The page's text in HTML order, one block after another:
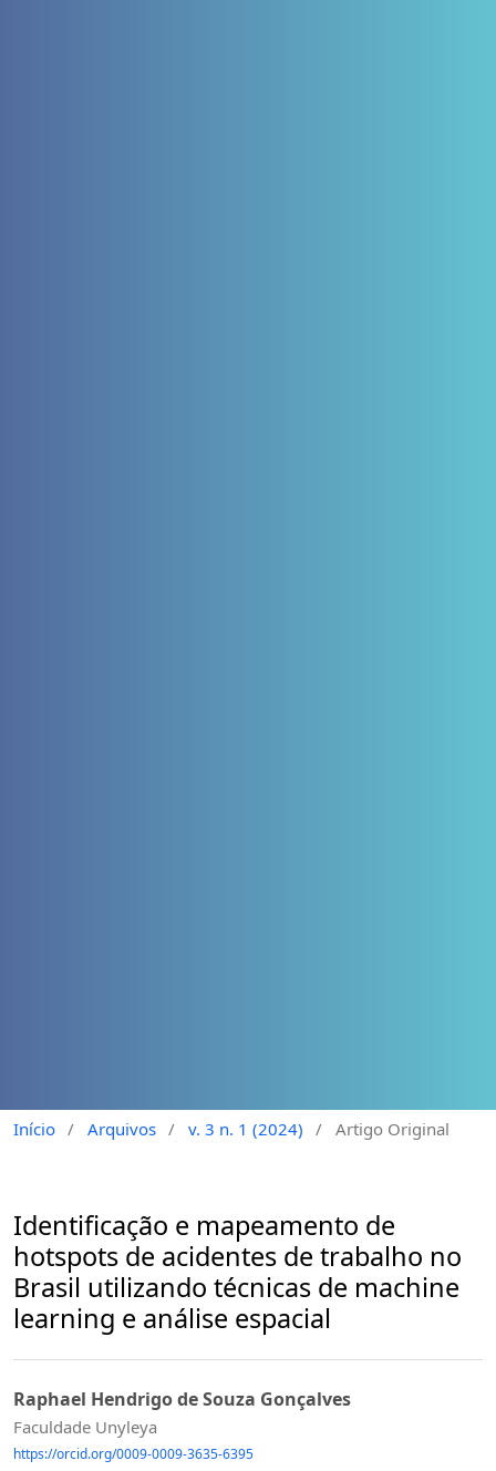
Início / Arquivos / v. 3 n. 1 (2024) / Artigo Original
Identificação e mapeamento de
hotspots de acidentes de trabalho no
Brasil utilizando técnicas de machine
learning e análise espacial
Raphael Hendrigo de Souza Gonçalves
Faculdade Unyleya
https://orcid.org/0009-0009-3635-6395